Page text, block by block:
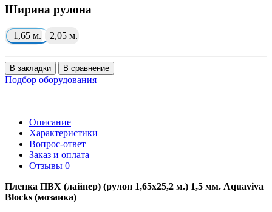
Ширина рулона
1,65 м. 2,05 м.
В закладки В сравнение
Подбор оборудования
Описание
Характеристики
Вопрос-ответ
Заказ и оплата
Отзывы 0
Пленка ПВХ (лайнер) (рулон 1,65x25,2 м.) 1,5 мм. Aquaviva
Blocks (мозаика)